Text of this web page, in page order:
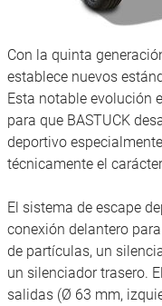
Con la quinta
establece nuevos
Esta notable evolución
para que BASTUCK
deportivo
técnicamente el
El sistema de escape
conexión delantero
de partículas, un
un silenciador trasero.
salidas (Ø 63 mm,